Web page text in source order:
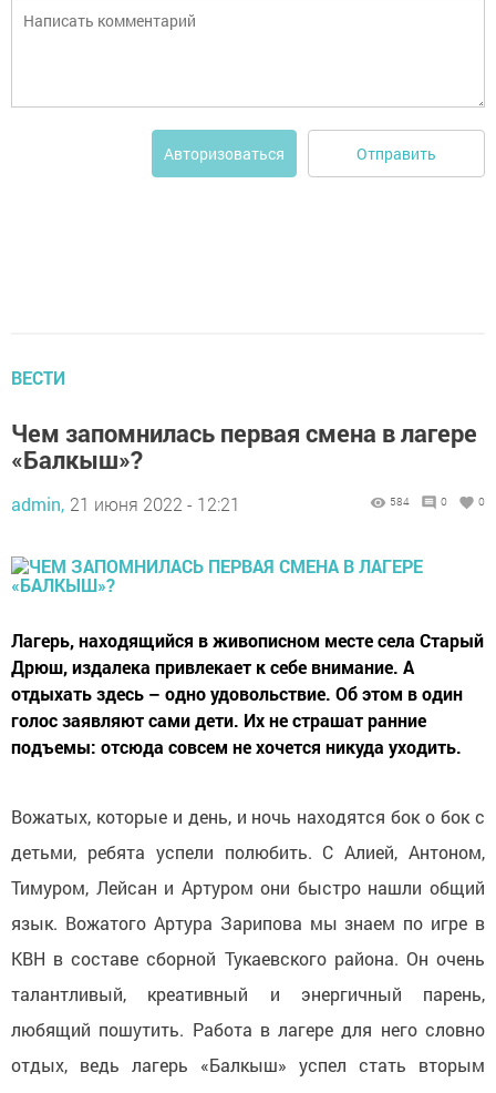
Авторизоваться Отправить
ВЕСТИ
Чем запомнилась первая смена в лагере
«Балкыш»?
admin, 21 июня 2022 - 12:21 584 0 0
Лагерь, находящийся в живописном месте села Старый
Дрюш, издалека привлекает к себе внимание. А
отдыхать здесь – одно удовольствие. Об этом в один
голос заявляют сами дети. Их не страшат ранние
подъемы: отсюда совсем не хочется никуда уходить.
Вожатых, которые и день, и ночь находятся бок о бок с
детьми, ребята успели полюбить. С Алией, Антоном,
Тимуром, Лейсан и Артуром они быстро нашли общий
язык. Вожатого Артура Зарипова мы знаем по игре в
КВН в составе сборной Тукаевского района. Он очень
талантливый, креативный и энергичный парень,
любящий пошутить. Работа в лагере для него словно
отдых, ведь лагерь «Балкыш» успел стать вторым